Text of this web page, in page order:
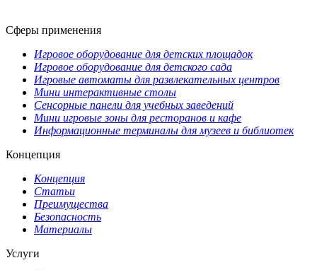
Сферы применения
Игровое оборудование для детских площадок
Игровое оборудование для детского сада
Игровые автоматы для развлекательных центров
Мини интерактивные столы
Сенсорные панели для учебных заведений
Мини игровые зоны для ресторанов и кафе
Информационные терминалы для музеев и библиотек
Концепция
Концепция
Статьи
Преимущества
Безопасность
Материалы
Услуги